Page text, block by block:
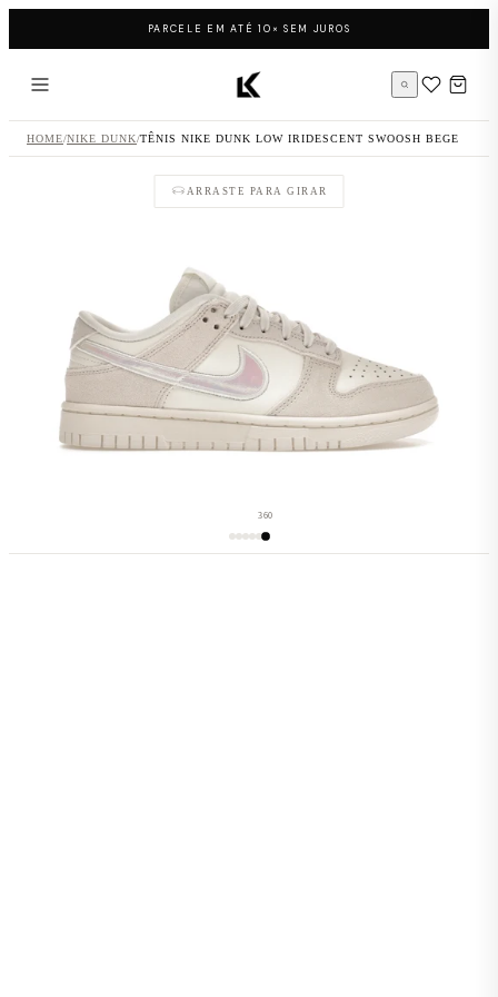
PARCELE EM ATÉ 10× SEM JUROS
Página inicial LK Sneakers
HOME/NIKE DUNK/TÊNIS NIKE DUNK LOW IRIDESCENT SWOOSH BEGE
ARRASTE PARA GIRAR